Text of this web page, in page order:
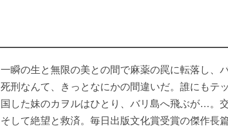
一瞬の生と無限の美との間で麻薬の罠に転落し、
死刑なんて、きっとなにかの間違いだ。誰にもテ
国した妹のカヲルはひとり、バリ島へ飛ぶが…。
そして絶望と救済。毎日出版文化賞受賞の傑作長篇